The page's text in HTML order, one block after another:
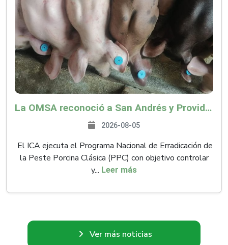
La OMSA reconoció a San Andrés y Providencia como zona libre de Peste Porcina Clásica (PPC)
2026-08-05
El ICA ejecuta el Programa Nacional de Erradicación de
la Peste Porcina Clásica (PPC) con objetivo controlar
y... Leer más
Ver más noticias